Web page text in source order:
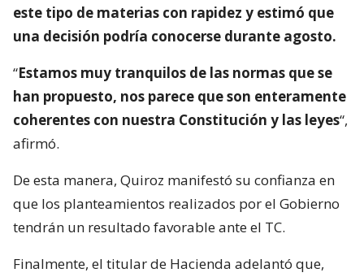
este tipo de materias con rapidez y estimó que
una decisión podría conocerse durante agosto.
“Estamos muy tranquilos de las normas que se
han propuesto, nos parece que son enteramente
coherentes con nuestra Constitución y las leyes“,
afirmó.
De esta manera, Quiroz manifestó su confianza en
que los planteamientos realizados por el Gobierno
tendrán un resultado favorable ante el TC.
Finalmente, el titular de Hacienda adelantó que,